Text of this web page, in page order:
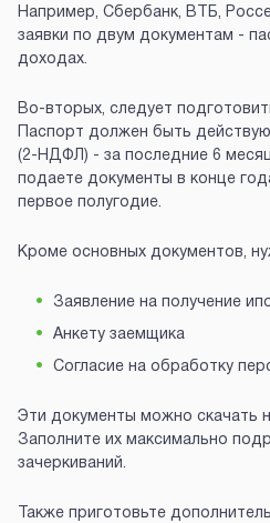
Например, Сбербанк, ВТБ,
заявки по двум документам -
доходах.
Во-вторых, следует
Паспорт должен быть
(2-НДФЛ) - за последние 6
подаете документы в конце
первое полугодие.
Кроме основных документов,
Заявление на получение
Анкету заемщика
Согласие на обработку
Эти документы можно скачать
Заполните их максимально
зачеркиваний.
Также приготовьте